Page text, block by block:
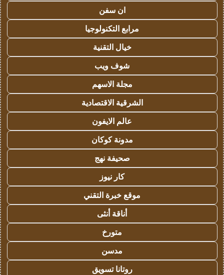
ان سفن
مرابع التكنولوجيا
خيال التقنية
شوف ويب
مجلة الاسهم
الشرقية الاقتصادية
عالم الايفون
مدونة كوكان
صحيفة نهج
كار نيوز
موقع خبرة التقني
أناقة أنثى
متورخ
مدسن
روتانا تسويق